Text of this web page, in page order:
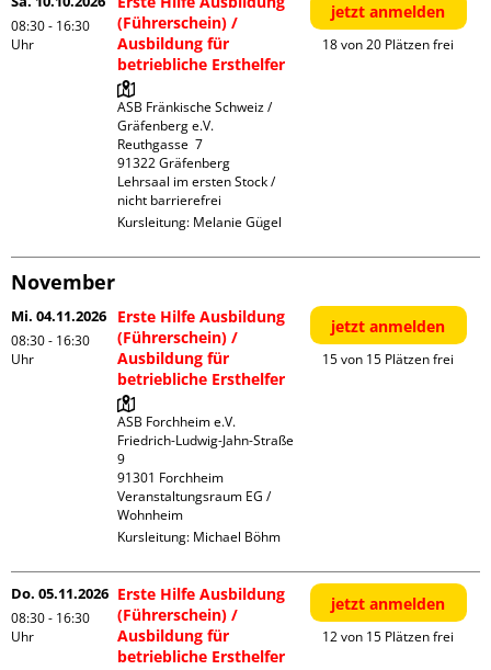
08:30 - 16:30
Uhr
(Führerschein) /
Ausbildung für
betriebliche Ersthelfer
ASB Fränkische Schweiz /
Gräfenberg e.V.
Reuthgasse  7
91322 Gräfenberg
Lehrsaal im ersten Stock /
nicht barrierefrei
Kursleitung: Melanie Gügel
jetzt anmelden
18 von 20 Plätzen frei
November
Mi. 04.11.2026
08:30 - 16:30
Uhr
Erste Hilfe Ausbildung
(Führerschein) /
Ausbildung für
betriebliche Ersthelfer
ASB Forchheim e.V.
Friedrich-Ludwig-Jahn-Straße
9
91301 Forchheim
Veranstaltungsraum EG /
Wohnheim
Kursleitung: Michael Böhm
jetzt anmelden
15 von 15 Plätzen frei
Do. 05.11.2026
08:30 - 16:30
Uhr
Erste Hilfe Ausbildung
(Führerschein) /
Ausbildung für
betriebliche Ersthelfer
jetzt anmelden
12 von 15 Plätzen frei